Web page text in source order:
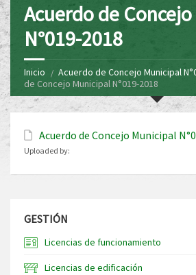
Acuerdo de
N°019-2018
Inicio Acuerdo de Concejo Municipal
de Concejo Municipal N°019-2018
Acuerdo de Concejo Municipal
Uploaded by:
GESTIÓN
Licencias de funcionamiento
Licencias de edificación